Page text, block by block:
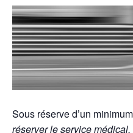
Sous réserve d’un
réserver le service